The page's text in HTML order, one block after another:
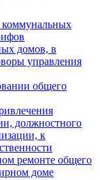
коммунальных
домов, в
управления
общего
должностного
к
ремонте общего
доме